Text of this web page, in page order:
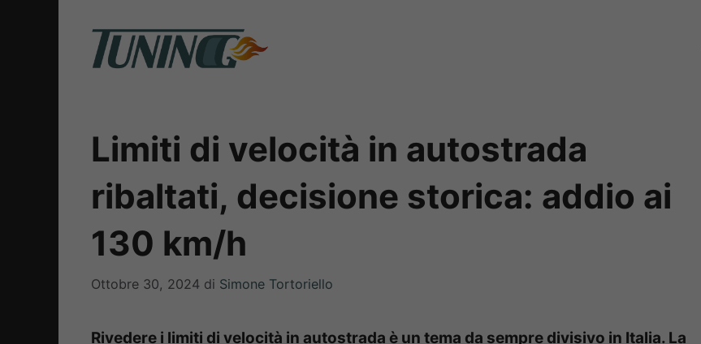
Limiti di velocità in autostrada
ribaltati, decisione storica: addio ai
130 km/h
Ottobre 30, 2024 di Simone Tortoriello
Rivedere i limiti di velocità in autostrada è un tema da sempre divisivo in Italia. La